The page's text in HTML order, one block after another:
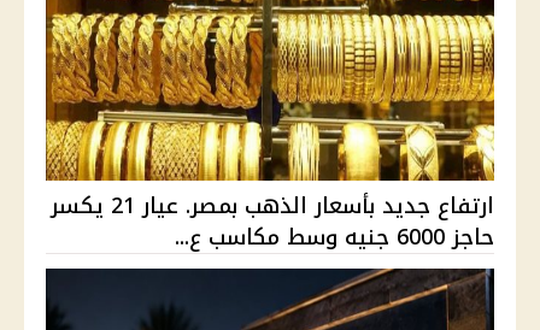
ارتفاع جديد بأسعار الذهب بمصر. عيار 21 يكسر
حاجز 6000 جنيه وسط مكاسب ع...